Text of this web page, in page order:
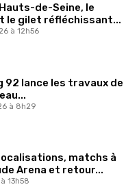
de-Seine, le
le gilet réfléchissant...
à 12h56
92 lance les travaux de
à 8h29
matchs à
Arena et retour...
13h58